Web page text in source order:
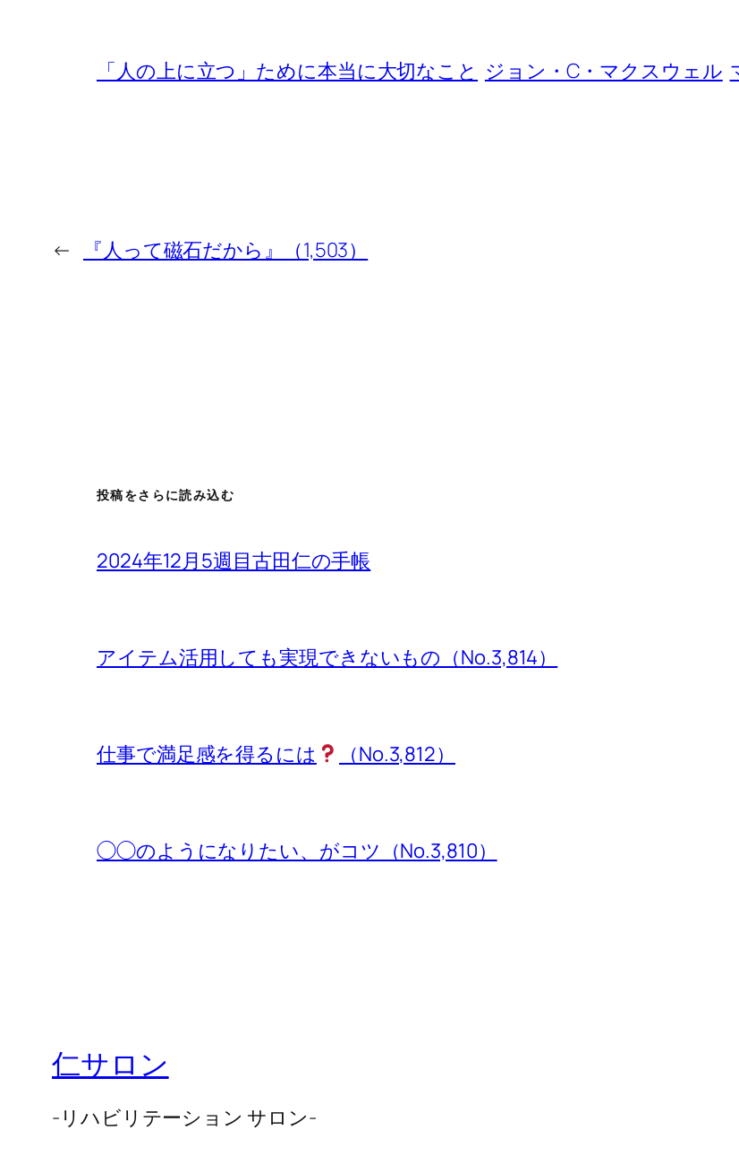
「人の上に立つ」ために本当に大切なこと ジョン・C・マクスウェル
← 『人って磁石だから』（1,503）
投稿をさらに読み込む
2024年12月5週目古田仁の手帳
アイテム活用しても実現できないもの（No.3,814）
仕事で満足感を得るには （No.3,812）
◯◯のようになりたい、がコツ（No.3,810）
仁サロン
-リハビリテーション サロン-